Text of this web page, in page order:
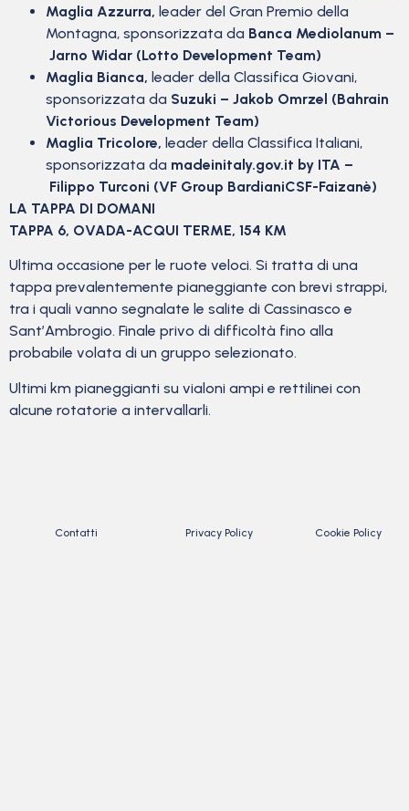
Maglia Azzurra, leader del Gran Premio della
Montagna, sponsorizzata da Banca Mediolanum –
Jarno Widar (Lotto Development Team)
Maglia Bianca, leader della Classifica Giovani,
sponsorizzata da Suzuki – Jakob Omrzel (Bahrain
Victorious Development Team)
Maglia Tricolore, leader della Classifica Italiani,
sponsorizzata da madeinitaly.gov.it by ITA –
Filippo Turconi (VF Group BardianiCSF-Faizanè)
LA TAPPA DI DOMANI
TAPPA 6, OVADA-ACQUI TERME, 154 KM
Ultima occasione per le ruote veloci. Si tratta di una
tappa prevalentemente pianeggiante con brevi strappi,
tra i quali vanno segnalate le salite di Cassinasco e
Sant’Ambrogio. Finale privo di difficoltà fino alla
probabile volata di un gruppo selezionato.
Ultimi km pianeggianti su vialoni ampi e rettilinei con
alcune rotatorie a intervallarli.
Contatti Privacy Policy Cookie Policy